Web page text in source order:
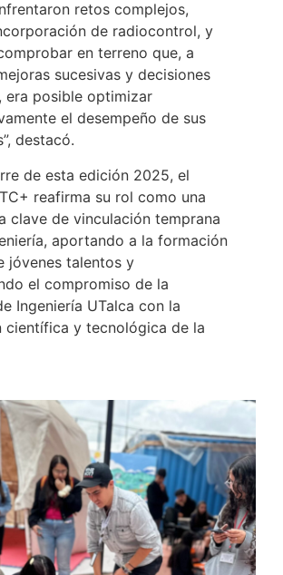
retos complejos,
de radiocontrol, y
en terreno que, a
sucesivas y decisiones
era posible optimizar
el desempeño de sus
destacó.
de esta edición 2025, el
reafirma su rol como una
clave de vinculación temprana
aportando a la formación
jóvenes talentos y
el compromiso de la
Ingeniería UTalca con la
científica y tecnológica de la